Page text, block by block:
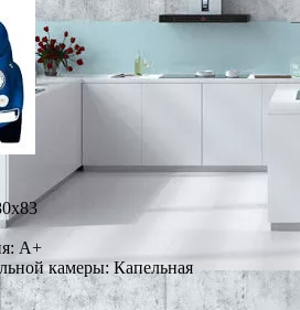
A+
камеры: Капельная